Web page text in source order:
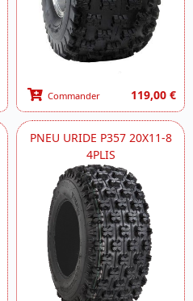
Commander 119,00 €
PNEU URIDE P357 20X11-8
4PLIS